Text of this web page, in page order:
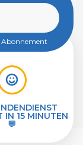
Abonnement
IN 15 MINUTEN
💬